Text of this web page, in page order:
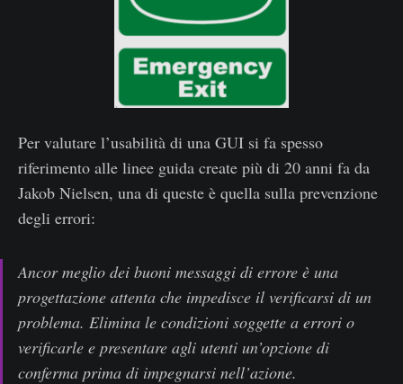
Per valutare l’usabilità di una GUI si fa spesso
riferimento alle linee guida create più di 20 anni fa da
Jakob Nielsen, una di queste è quella sulla prevenzione
degli errori:
Ancor meglio dei buoni messaggi di errore è una
progettazione attenta che impedisce il verificarsi di un
problema. Elimina le condizioni soggette a errori o
verificarle e presentare agli utenti un’opzione di
conferma prima di impegnarsi nell’azione.